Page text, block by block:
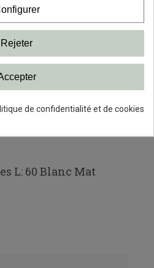
L: 60 Blanc Mat
Rejeter
de confidentialité et de cookies